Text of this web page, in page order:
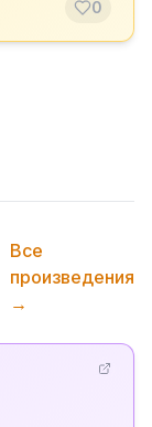
0
Все
произведения
→